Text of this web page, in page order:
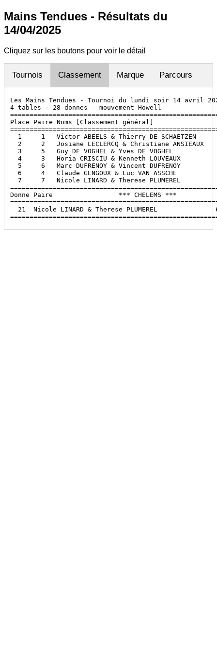
Mains Tendues - Résultats du
14/04/2025
Cliquez sur les boutons pour voir le détail
Tournois Classement Marque Parcours
Les Mains Tendues - Tournoi du lundi soir 14 avril
4 tables - 28 donnes - mouvement Howell
Place Paire Noms [Classement général]
1     1   Victor ABEELS & Thierry DE SCHAETZEN
2     2   Josiane LECLERCQ & Christiane ANSIEAUX
3     5   Guy DE VOGHEL & Yves DE VOGHEL
4     3   Horia CRISCIU & Kenneth LOUVEAUX
5     6   Marc DUFRENOY & Vincent DUFRENOY
6     4   Claude GENGOUX & Luc VAN ASSCHE
7     7   Nicole LINARD & Therese PLUMEREL
Donne Paire                 *** CHELEMS ***
21  Nicole LINARD & Therese PLUMEREL